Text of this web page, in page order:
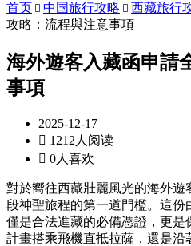
首页  中国旅行攻略  西藏旅行
攻略：流程與注意事項
海外遊客入藏函申請
事項
2025-12-17
 1212人阅读
 0人喜欢
對於嚮往西藏壯麗風光的海外
段神聖旅程的第一道門檻。這
僅是合法進藏的必備憑證，更
計畫搭乘飛機直抵拉薩，還是